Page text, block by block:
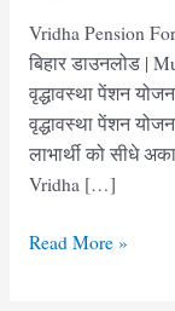
Vridha Pension
बिहार डाउनलोड |
वृद्धावस्था पेंशन
वृद्धावस्था पेंशन
लाभार्थी को सीधे
Vridha […]
वृद्धा
Read More »